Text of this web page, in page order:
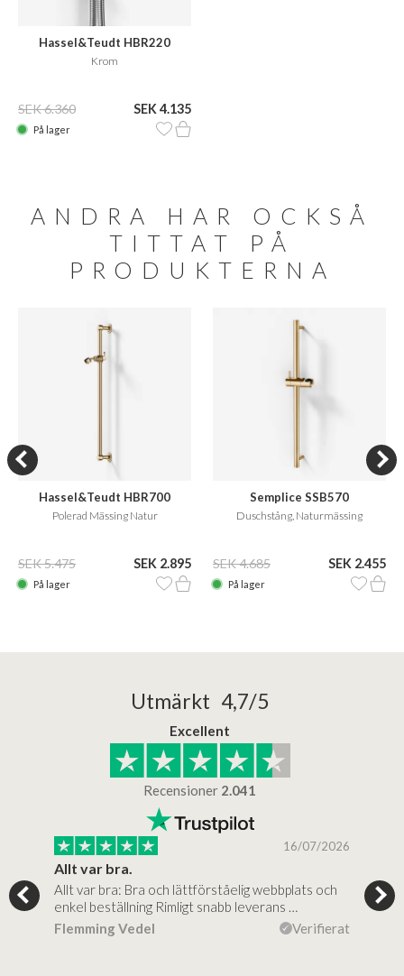
Hassel&Teudt HBR220
Krom
SEK 6.360 SEK 4.135
På lager
ANDRA HAR OCKSÅ
TITTAT PÅ
PRODUKTERNA
Hassel&Teudt HBR700
Polerad Mässing Natur
SEK 5.475 SEK 2.895
På lager
Semplice SSB570
Duschstång, Naturmässing
SEK 4.685 SEK 2.455
På lager
Utmärkt 4,7/5
Excellent
Recensioner 2.041
16/07/2026
Allt var bra.
Allt var bra: Bra och lättförståelig webbplats och
enkel beställning Rimligt snabb leverans …
Flemming Vedel
Verifierat
Jag